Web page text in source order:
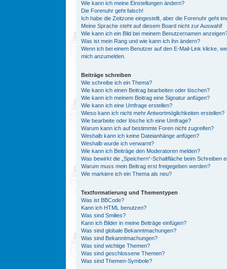
Wie kann ich meine Einstellungen ändern?
Die Forenuhr geht falsch!
Ich habe die Zeitzone eingestellt, aber die Forenuhr geht
Meine Sprache steht auf diesem Board nicht zur Auswahl!
Wie kann ich ein Bild bei meinem Benutzernamen
Was ist mein Rang und wie kann ich ihn ändern?
Wenn ich bei einem Benutzer auf den E-Mail-Link klicke,
mich anzumelden.
Beiträge schreiben
Wie schreibe ich ein Thema?
Wie kann ich einen Beitrag bearbeiten oder löschen?
Wie kann ich meinem Beitrag eine Signatur anfügen?
Wie kann ich eine Umfrage erstellen?
Wieso kann ich nicht mehr Antwortmöglichkeiten erstellen?
Wie bearbeite oder lösche ich eine Umfrage?
Warum kann ich auf bestimmte Foren nicht zugreifen?
Weshalb kann ich keine Dateianhänge anfügen?
Weshalb wurde ich verwarnt?
Wie kann ich Beiträge den Moderatoren melden?
Was bewirkt die „Speichern“-Schaltfläche beim Schreiben
Warum muss mein Beitrag erst freigegeben werden?
Wie markiere ich ein Thema als neu?
Textformatierung und Thementypen
Was ist BBCode?
Kann ich HTML benutzen?
Was sind Smilies?
Kann ich Bilder in meine Beiträge einfügen?
Was sind globale Bekanntmachungen?
Was sind Bekanntmachungen?
Was sind wichtige Themen?
Was sind geschlossene Themen?
Was sind Themen-Symbole?